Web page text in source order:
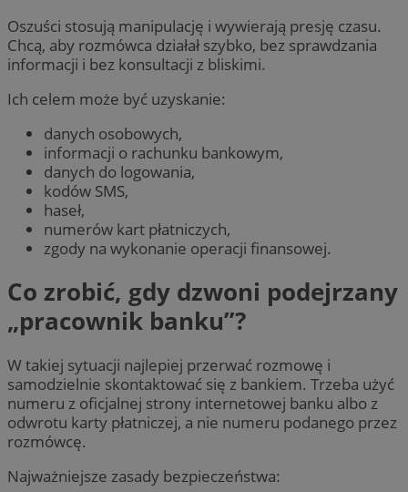
Oszuści stosują manipulację i wywierają presję czasu.
Chcą, aby rozmówca działał szybko, bez sprawdzania
informacji i bez konsultacji z bliskimi.
Ich celem może być uzyskanie:
danych osobowych,
informacji o rachunku bankowym,
danych do logowania,
kodów SMS,
haseł,
numerów kart płatniczych,
zgody na wykonanie operacji finansowej.
Co zrobić, gdy dzwoni podejrzany
„pracownik banku”?
W takiej sytuacji najlepiej przerwać rozmowę i
samodzielnie skontaktować się z bankiem. Trzeba użyć
numeru z oficjalnej strony internetowej banku albo z
odwrotu karty płatniczej, a nie numeru podanego przez
rozmówcę.
Najważniejsze zasady bezpieczeństwa: